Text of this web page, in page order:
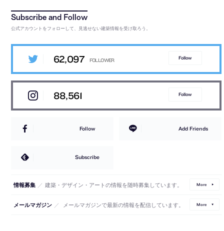
公式アカウントをフォローして、見逃せない建築情報を受け取ろう。
62,097 Follow
88,561 Follow
Follow Add Friends
Subscribe
情報募集 ／ 建築・デザイン・アートの情報を随時募集しています。 More
メールマガジン ／ メールマガジンで最新の情報を配信しています。 More